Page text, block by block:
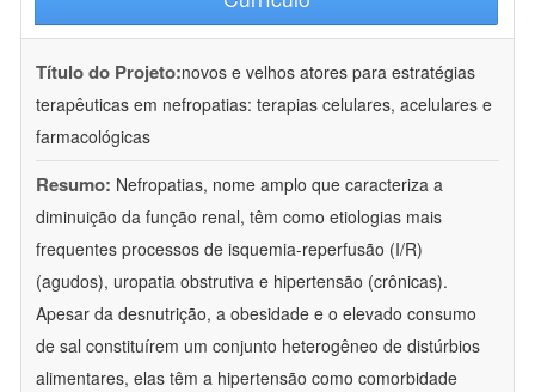
Título do Projeto:novos e velhos atores para estratégias
terapêuticas em nefropatias: terapias celulares, acelulares e
farmacológicas
Resumo: Nefropatias, nome amplo que caracteriza a
diminuição da função renal, têm como etiologias mais
frequentes processos de isquemia-reperfusão (I/R)
(agudos), uropatia obstrutiva e hipertensão (crônicas).
Apesar da desnutrição, a obesidade e o elevado consumo
de sal constituírem um conjunto heterogêneo de distúrbios
alimentares, elas têm a hipertensão como comorbidade